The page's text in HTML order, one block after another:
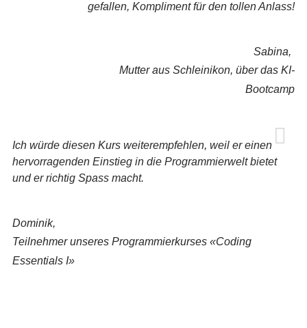
gefallen, Kompliment für den tollen Anlass!
Sabina,
Mutter aus Schleinikon, über das KI-
Bootcamp
Ich würde diesen Kurs weiterempfehlen, weil er einen
hervorragenden Einstieg in die Programmierwelt bietet
und er richtig Spass macht.
Dominik,
Teilnehmer unseres Programmierkurses «Coding
Essentials I»